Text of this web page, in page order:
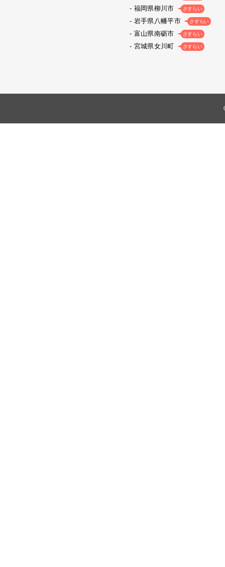
福岡県柳川市 さすらい
岩手県八幡平市 さすらい
富山県南砺市 さすらい
宮城県女川町 さすらい